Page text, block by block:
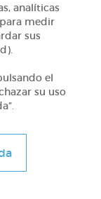
analíticas
medir
sus
el
su uso